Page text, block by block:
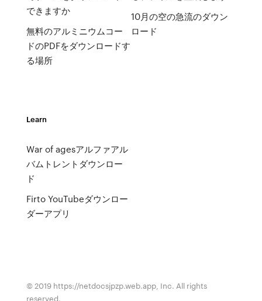
できますか
無料のアルミニウムコー
ドのPDFをダウンロードす
る場所
10月の空の急流のダウン
ロード
Learn
War of agesアルファアル
バムトレントダウンロー
ド
Firto YouTubeダウンロー
ダーアプリ
© 2019 https://netdocsjpzp.web.app, Inc. All rights
reserved.